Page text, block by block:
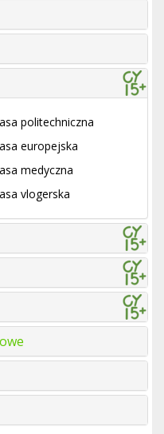
politechniczna
europejska
medyczna
vlogerska